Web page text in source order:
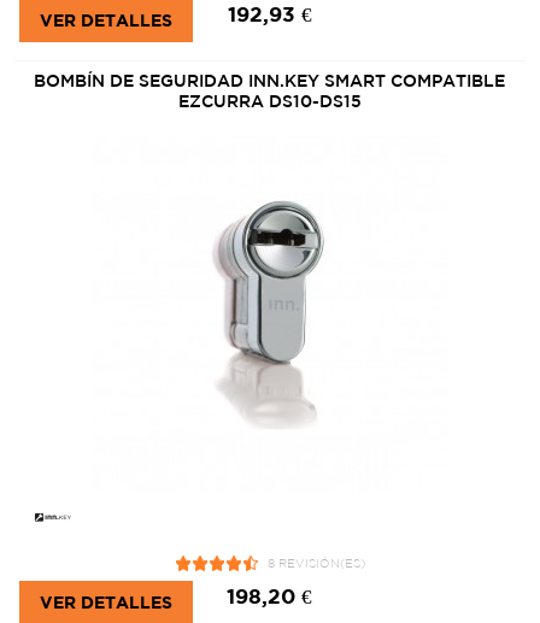
192,93 €
VER DETALLES
BOMBÍN DE SEGURIDAD INN.KEY SMART COMPATIBLE
EZCURRA DS10-DS15
8 REVISIÓN(ES)
198,20 €
VER DETALLES